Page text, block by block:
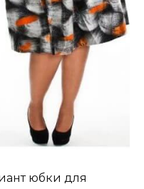
юбки для